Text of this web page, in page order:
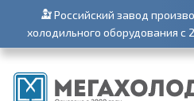
Российский завод
холодильного оборудования с